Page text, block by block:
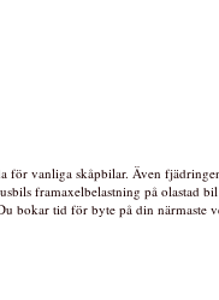
för vanliga skåpbilar. Även
framaxelbelastning på olastad
bokar tid för byte på din närmaste